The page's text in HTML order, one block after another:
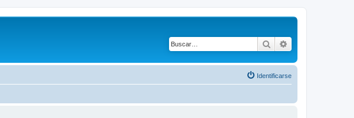
Buscar
Identificarse